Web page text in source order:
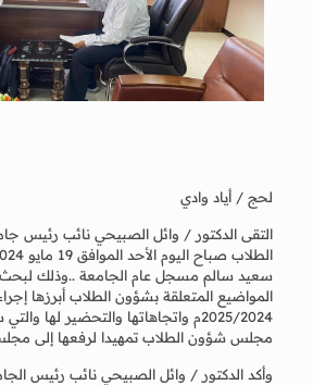
لحج / أياد وادي
التقى الدكتور / وائل الصبيحي نائب رئيس
سعيد سالم مسجل عام الجامعة ..وذلك
المواضيع المتعلقة بشؤون الطلاب أبرزها
2025/2024م واتجاهاتها والتحضير لها
مجلس شؤون الطلاب تمهيدا لرفعها إلى مجلس
وأكد الدكتور / وائل الصبيحي نائب رئيس